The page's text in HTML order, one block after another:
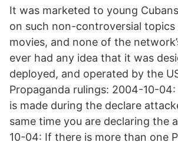
It was marketed to young
on such non-controversial topics
movies, and none of the
ever had any idea that it was
deployed, and operated by the
Propaganda rulings: 2004-10-
is made during the declare
same time you are declaring the
10-04: If there is more than one